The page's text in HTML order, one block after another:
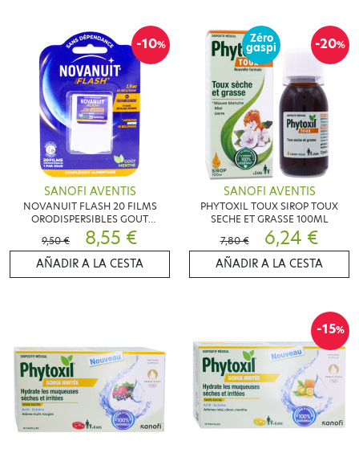
-10%
SANOFI AVENTIS
NOVANUIT FLASH 20 FILMS
ORODISPERSIBLES GOUT
MENTHE
9,50 € 8,55 €
AÑADIR A LA CESTA
-20%
Zéro
gaspi
SANOFI AVENTIS
PHYTOXIL TOUX SIROP TOUX
SECHE ET GRASSE 100ML
7,80 €
6,24 €
AÑADIR A LA CESTA
-15%